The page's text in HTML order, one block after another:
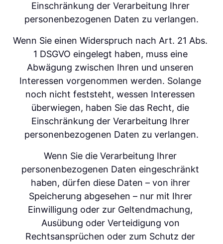
Einschränkung der Verarbeitung Ihrer
personenbezogenen Daten zu verlangen.
Wenn Sie einen Widerspruch nach Art. 21 Abs.
1 DSGVO eingelegt haben, muss eine
Abwägung zwischen Ihren und unseren
Interessen vorgenommen werden. Solange
noch nicht feststeht, wessen Interessen
überwiegen, haben Sie das Recht, die
Einschränkung der Verarbeitung Ihrer
personenbezogenen Daten zu verlangen.
Wenn Sie die Verarbeitung Ihrer
personenbezogenen Daten eingeschränkt
haben, dürfen diese Daten – von ihrer
Speicherung abgesehen – nur mit Ihrer
Einwilligung oder zur Geltendmachung,
Ausübung oder Verteidigung von
Rechtsansprüchen oder zum Schutz der